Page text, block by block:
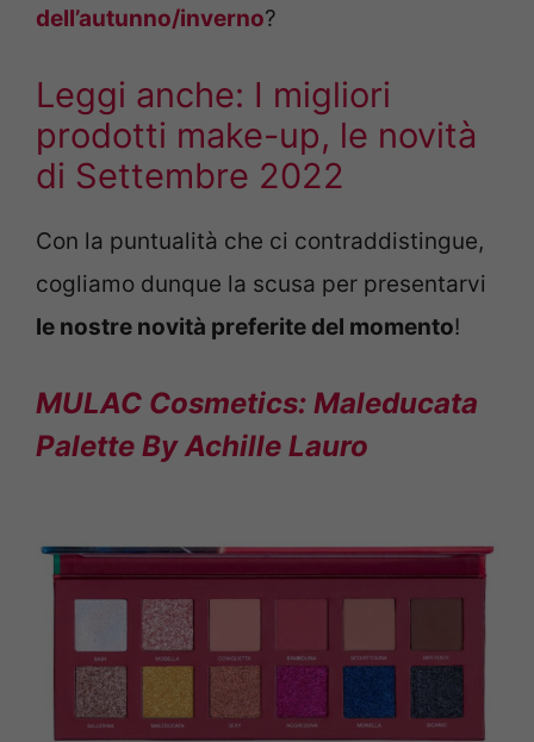
dell’autunno/inverno?
Leggi anche: I migliori
prodotti make-up, le novità
di Settembre 2022
Con la puntualità che ci contraddistingue,
cogliamo dunque la scusa per presentarvi
le nostre novità preferite del momento!
MULAC Cosmetics: Maleducata
Palette By Achille Lauro